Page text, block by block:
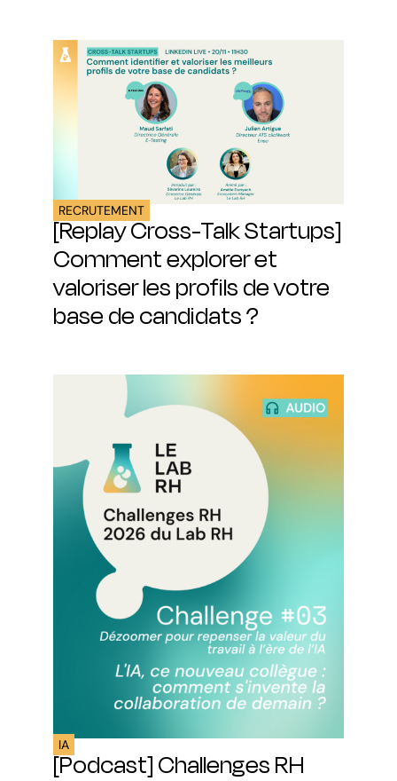
RECRUTEMENT
[Replay Cross-Talk Startups]
Comment explorer et
valoriser les profils de votre
base de candidats ?
IA
[Podcast] Challenges RH